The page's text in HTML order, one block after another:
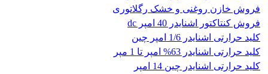
فروش خازن روغنی و خشک رگلاتوری
فروش کنتاکتور اشنایدر 40 امپر dc
کلید حرارتی اشنایدر 1/6 امپر چین
کلید حرارتی اشنایدر 63% امپر تا 1 مپر
کلید حرارتی اشنایدر چین 14 امپر